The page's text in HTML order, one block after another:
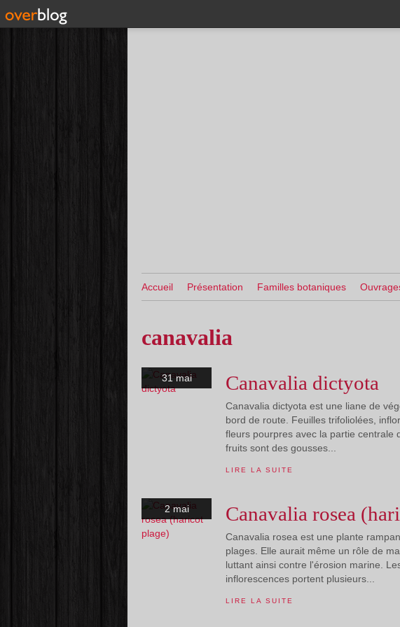
Accueil Présentation Familles botaniques
canavalia
31 mai Canavalia dictyota
Canavalia dictyota est une liane de
bord de route. Feuilles trifoliolées,
fleurs pourpres avec la partie centrale
fruits sont des gousses...
LIRE LA SUITE
2 mai Canavalia rosea
Canavalia rosea est une plante
plages. Elle aurait même un rôle de
luttant ainsi contre l'érosion marine.
inflorescences portent plusieurs...
LIRE LA SUITE